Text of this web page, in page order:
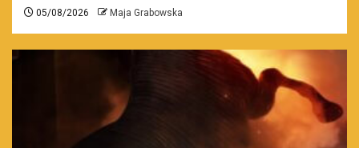
05/08/2026 Maja Grabowska